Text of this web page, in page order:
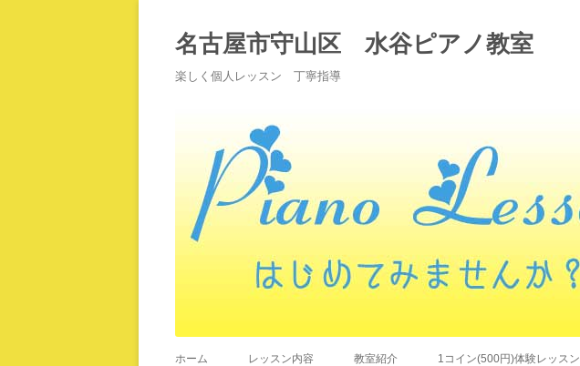
名古屋市守山区 水谷ピアノ教室
楽しく個人レッスン 丁寧指導
ホーム レッスン内容 教室紹介 1コイン(500円)体験レッスン